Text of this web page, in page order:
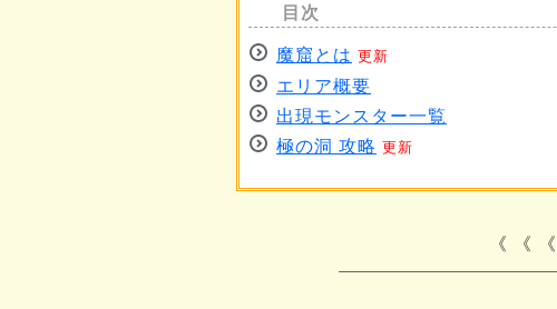
魔窟とは 更新
エリア概要
出現モンスター一覧
極の洞 攻略 更新
《